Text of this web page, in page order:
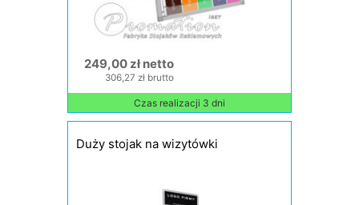
249,00 zł netto
306,27 zł brutto
Czas realizacji 3 dni
Duży stojak na wizytówki